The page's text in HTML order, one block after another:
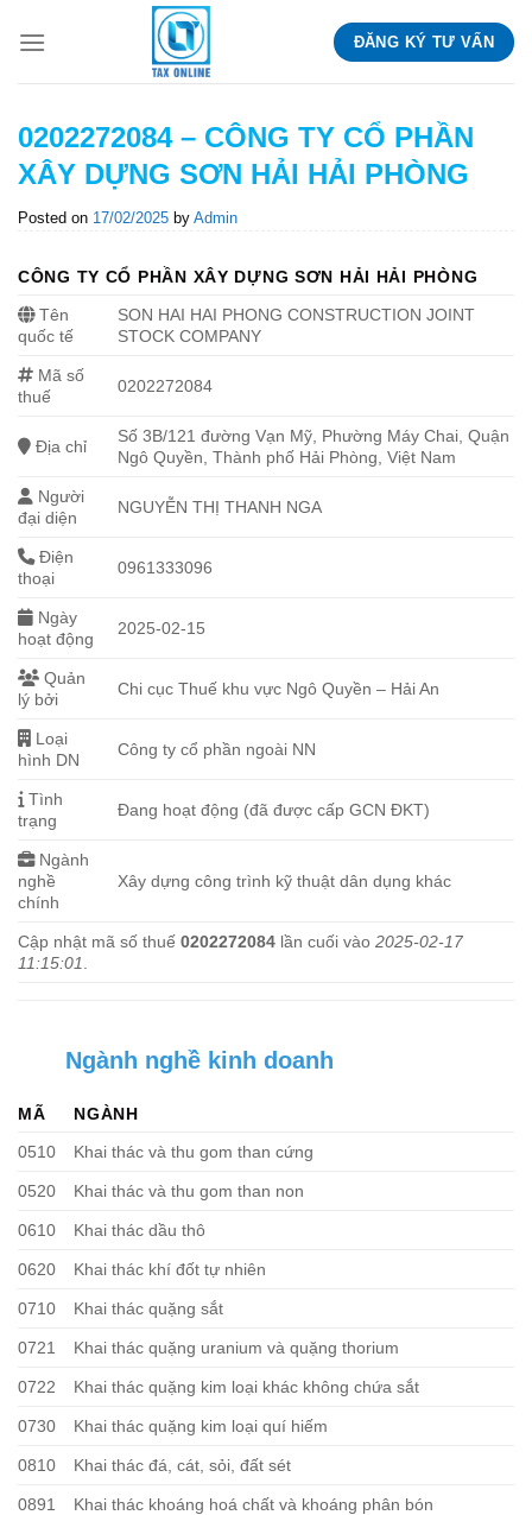
ĐĂNG KÝ TƯ VẤN
0202272084 – CÔNG TY CỔ PHẦN
XÂY DỰNG SƠN HẢI HẢI PHÒNG
Posted on 17/02/2025 by Admin
CÔNG TY CỔ PHẦN XÂY DỰNG SƠN HẢI HẢI PHÒNG
Tên
quốc tế
SON HAI HAI PHONG CONSTRUCTION JOINT
STOCK COMPANY
Mã số
thuế
0202272084
Địa chỉ
Số 3B/121 đường Vạn Mỹ, Phường Máy Chai, Quận
Ngô Quyền, Thành phố Hải Phòng, Việt Nam
Người
đại diện
NGUYỄN THỊ THANH NGA
Điện
thoại
0961333096
Ngày
hoạt động
2025-02-15
Quản
lý bởi
Chi cục Thuế khu vực Ngô Quyền – Hải An
Loại
hình DN
Công ty cổ phần ngoài NN
Tình
trạng
Đang hoạt động (đã được cấp GCN ĐKT)
Ngành
nghề
chính
Xây dựng công trình kỹ thuật dân dụng khác
Cập nhật mã số thuế 0202272084 lần cuối vào 2025-02-17
11:15:01
Ngành nghề kinh doanh
MÃ
NGÀNH
0510
Khai thác và thu gom than cứng
0520 Khai thác và thu gom than non
0610 Khai thác dầu thô
0620 Khai thác khí đốt tự nhiên
0710 Khai thác quặng sắt
0721 Khai thác quặng uranium và quặng thorium
0722 Khai thác quặng kim loại khác không chứa sắt
0730 Khai thác quặng kim loại quí hiếm
0810 Khai thác đá, cát, sỏi, đất sét
0891 Khai thác khoáng hoá chất và khoáng phân bón